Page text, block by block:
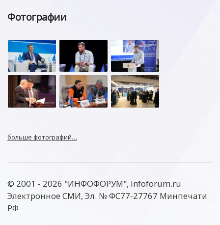
Фотографии
больше фотографий…
© 2001 - 2026 "ИНФОФОРУМ", infoforum.ru
Электронное СМИ, Эл. № ФС77-27767 Минпечати
РФ